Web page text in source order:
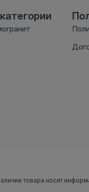
товара носит